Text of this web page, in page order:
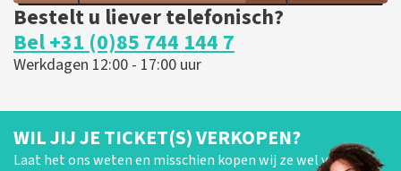
Bestelt u liever telefonisch?
Bel +31 (0)85 744 144 7
Werkdagen 12:00 - 17:00 uur
WIL JIJ JE TICKET(S) VERKOPEN?
Laat het ons weten en misschien kopen wij ze wel van je!